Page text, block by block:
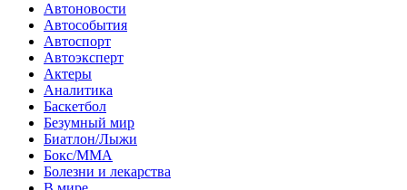
Автоновости
Автособытия
Автоспорт
Автоэксперт
Актеры
Аналитика
Баскетбол
Безумный мир
Биатлон/Лыжи
Бокс/MMA
Болезни и лекарства